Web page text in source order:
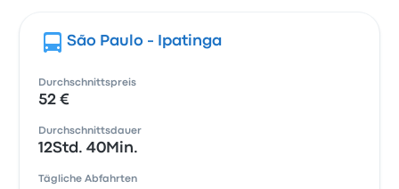
São Paulo - Ipatinga
Durchschnittspreis
52 €
Durchschnittsdauer
12Std. 40Min.
Tägliche Abfahrten